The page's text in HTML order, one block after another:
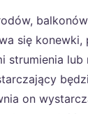
się konewki,
strumienia lub
on